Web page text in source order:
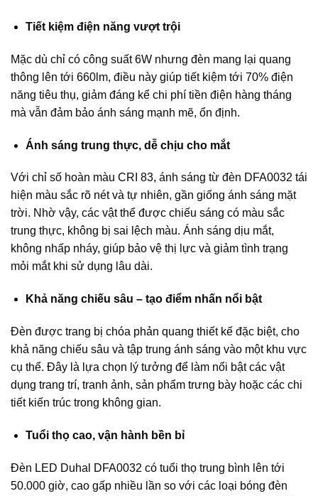
Tiết kiệm điện năng vượt trội
Mặc dù chỉ có công suất 6W nhưng đèn mang lại quang
thông lên tới 660lm, điều này giúp tiết kiệm tới 70% điện
năng tiêu thụ, giảm đáng kể chi phí tiền điện hàng tháng
mà vẫn đảm bảo ánh sáng mạnh mẽ, ổn định.
Ánh sáng trung thực, dễ chịu cho mắt
Với chỉ số hoàn màu CRI 83, ánh sáng từ đèn DFA0032 tái
hiện màu sắc rõ nét và tự nhiên, gần giống ánh sáng mặt
trời. Nhờ vậy, các vật thể được chiếu sáng có màu sắc
trung thực, không bị sai lệch màu. Ánh sáng dịu mắt,
không nhấp nháy, giúp bảo vệ thị lực và giảm tình trạng
mỏi mắt khi sử dụng lâu dài.
Khả năng chiếu sâu – tạo điểm nhấn nổi bật
Đèn được trang bị chóa phản quang thiết kế đặc biệt, cho
khả năng chiếu sâu và tập trung ánh sáng vào một khu vực
cụ thể. Đây là lựa chọn lý tưởng để làm nổi bật các vật
dụng trang trí, tranh ảnh, sản phẩm trưng bày hoặc các chi
tiết kiến trúc trong không gian.
Tuổi thọ cao, vận hành bền bỉ
Đèn LED Duhal DFA0032 có tuổi thọ trung bình lên tới
50.000 giờ, cao gấp nhiều lần so với các loại bóng đèn